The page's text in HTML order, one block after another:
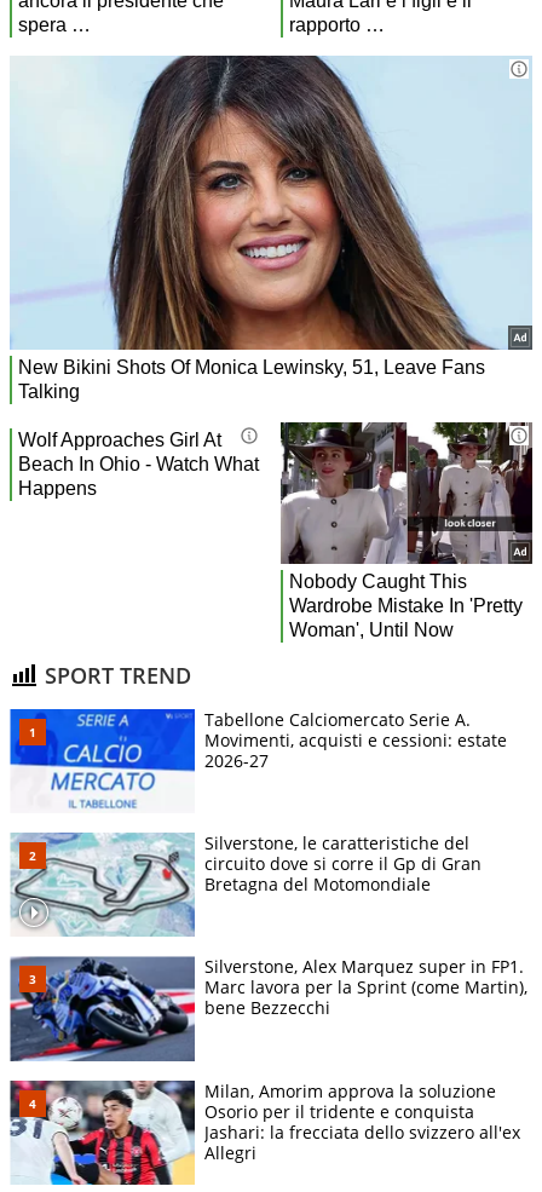
SPORT TREND
Tabellone Calciomercato Serie A.
Movimenti, acquisti e cessioni: estate
2026-27
Silverstone, le caratteristiche del
circuito dove si corre il Gp di Gran
Bretagna del Motomondiale
Silverstone, Alex Marquez super in FP1.
Marc lavora per la Sprint (come Martin),
bene Bezzecchi
Milan, Amorim approva la soluzione
Osorio per il tridente e conquista
Jashari: la frecciata dello svizzero all'ex
Allegri